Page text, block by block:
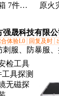
7件套
箱
原火
枪水
强晟科技有限公
体验L0 回复及时
刺服、防暴服
阻车路障、拒
服装、防毒面
背囊、安全防